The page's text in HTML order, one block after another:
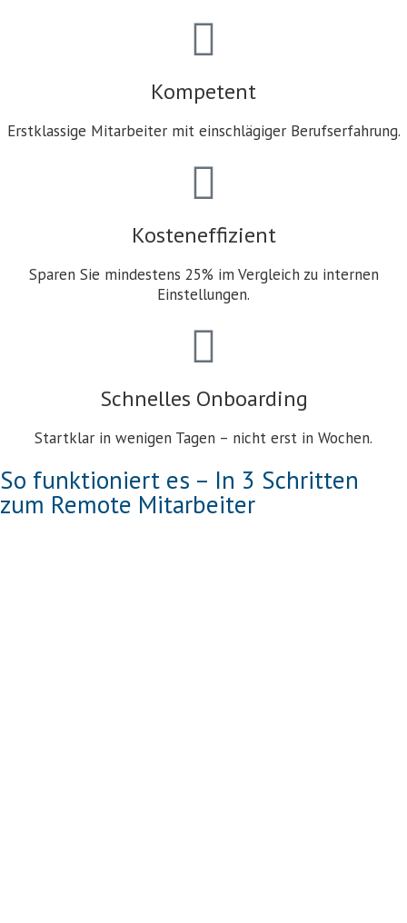
Kompetent
Erstklassige Mitarbeiter mit einschlägiger Berufserfahrung.
Kosteneffizient
Sparen Sie mindestens 25% im Vergleich zu internen
Einstellungen.
Schnelles Onboarding
Startklar in wenigen Tagen – nicht erst in Wochen.
So funktioniert es – In 3 Schritten
zum Remote Mitarbeiter